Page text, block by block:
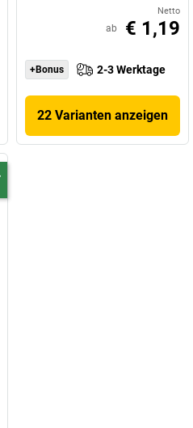
Netto
ab € 1,19
+Bonus 2-3 Werktage
22 Varianten anzeigen